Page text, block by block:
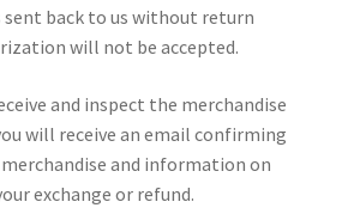
sent back to us without return
will not be accepted.
and inspect the merchandise
will receive an email confirming
and information on
exchange or refund.